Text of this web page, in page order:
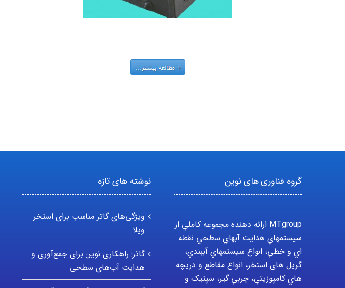
گروه فناوری های نوین
MTgroup ارائه دهنده مجموعه کاملي از
سيستمهاي هدايت آبهاي سطحي نقطه
اي و خطي، انواع سيستمهاي آببندي،
گریل های استخر، انواع مقاطع و دريچه
هاي کامپوزيتي، چربي گير، سپتيک و
نوشته های تازه
ویژگی‌های گاتر مناسب برای استخر
ویلا
گاتر: راهکاری نوین برای جمع‌آوری و
هدایت آب‌های سطحی